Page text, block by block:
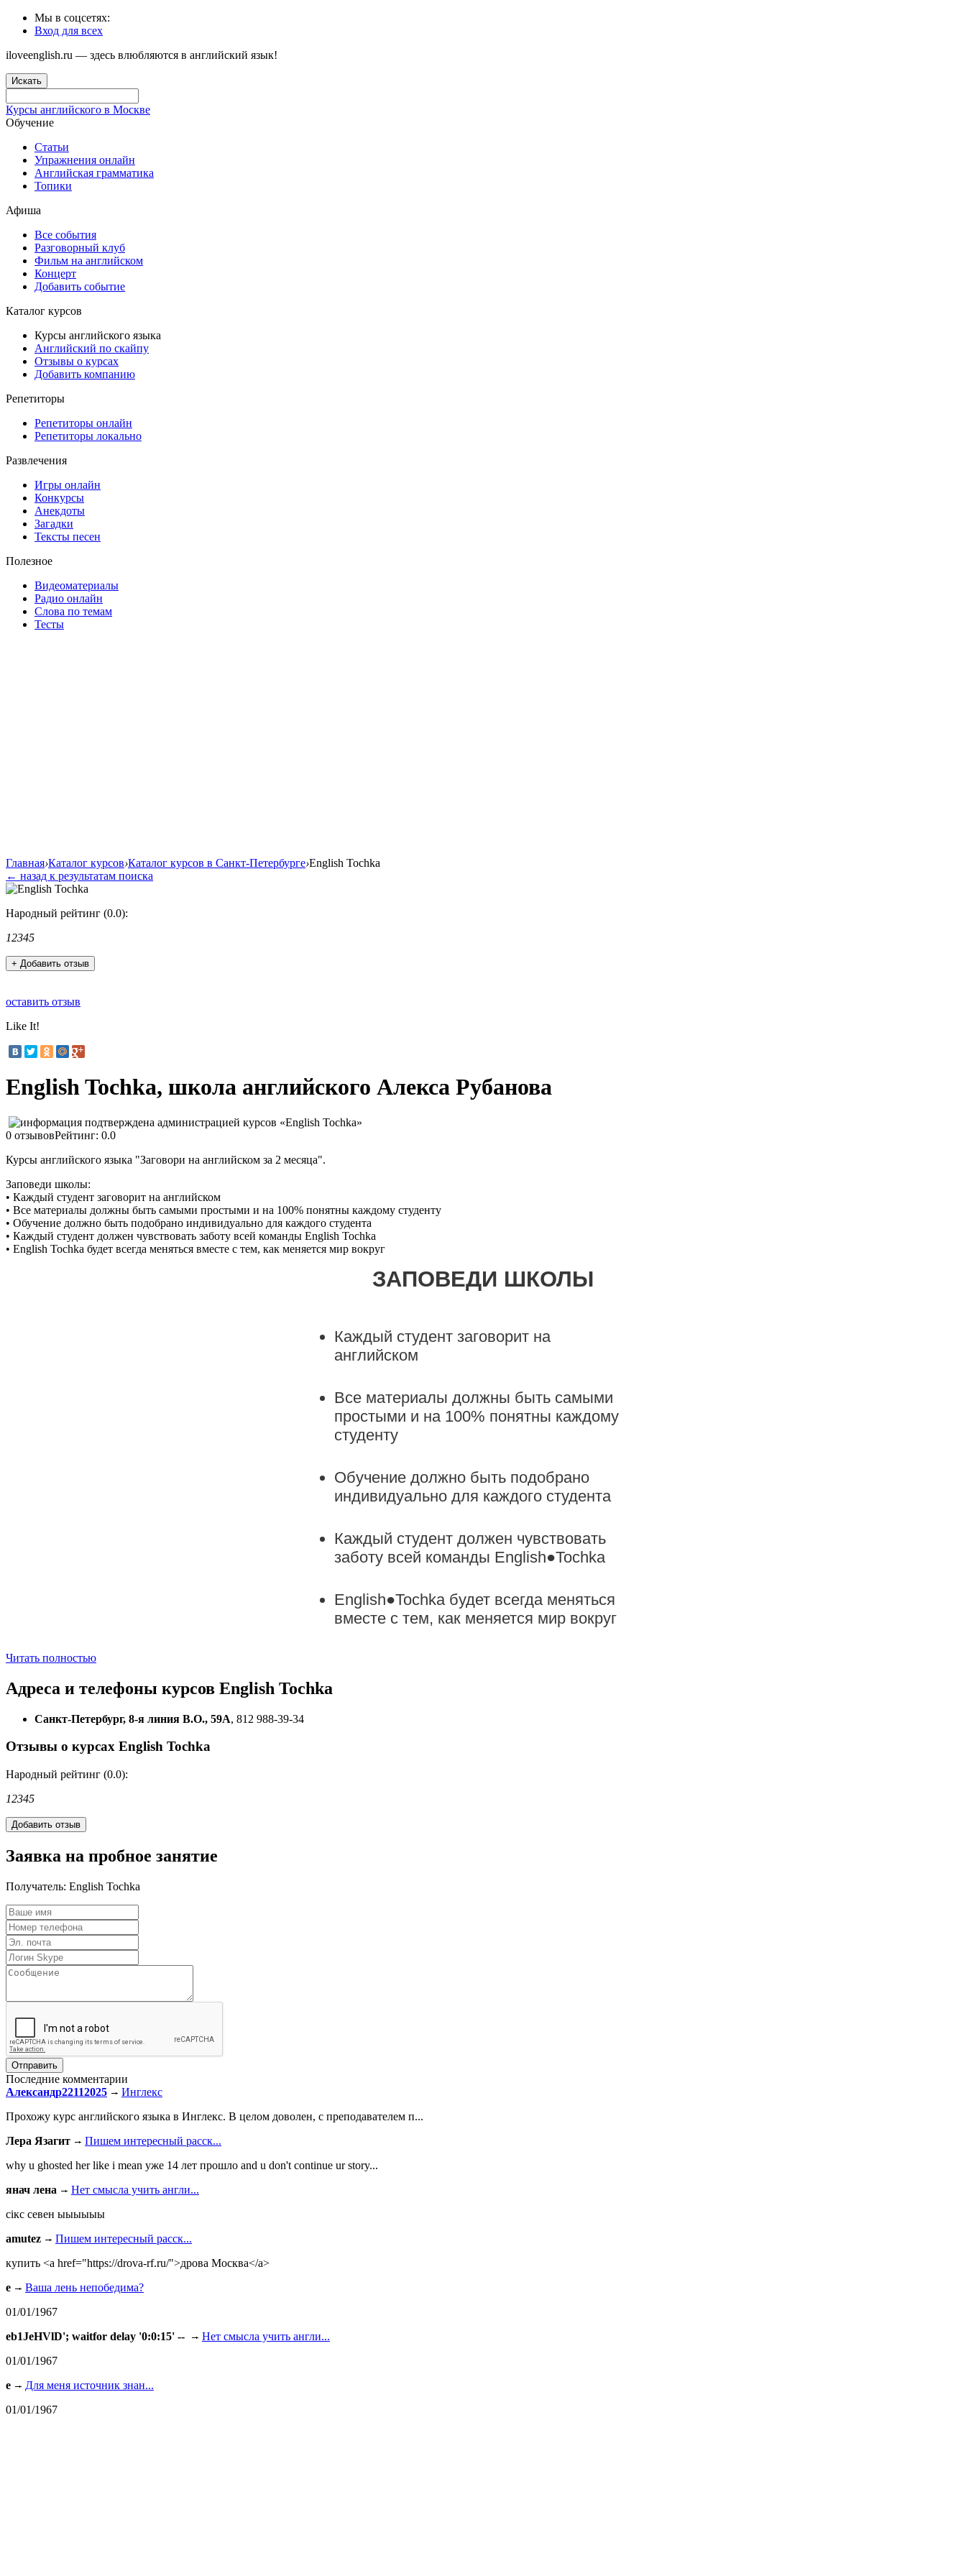
Мы в соцсетях:
Вход для всех
iloveenglish.ru — здесь влюбляются в английский язык!
Искать
Курсы английского в Москве
Обучение
Статьи
Упражнения онлайн
Английская грамматика
Топики
Афиша
Все события
Разговорный клуб
Фильм на английском
Концерт
Добавить событие
Каталог курсов
Курсы английского языка
Английский по скайпу
Отзывы о курсах
Добавить компанию
Репетиторы
Репетиторы онлайн
Репетиторы локально
Развлечения
Игры онлайн
Конкурсы
Анекдоты
Загадки
Тексты песен
Полезное
Видеоматериалы
Радио онлайн
Слова по темам
Тесты
Главная›Каталог курсов›Каталог курсов в Санкт-Петербурге›English Tochka
← назад к результатам поиска
Народный рейтинг (0.0):
12345
+ Добавить отзыв
оставить отзыв
Like It!
English Tochka, школа английского Алекса Рубанова
0 отзывовРейтинг: 0.0
Курсы английского языка "Заговори на английском за 2 месяца".
Заповеди школы:
• Каждый студент заговорит на английском
• Все материалы должны быть самыми простыми и на 100% понятны каждому студенту
• Обучение должно быть подобрано индивидуально для каждого студента
• Каждый студент должен чувствовать заботу всей команды English Tochka
• English Tochka будет всегда меняться вместе с тем, как меняется мир вокруг
ЗАПОВЕДИ ШКОЛЫ
Каждый студент заговорит на
английском
Все материалы должны быть самыми
простыми и на 100% понятны каждому
студенту
Обучение должно быть подобрано
индивидуально для каждого студента
Каждый студент должен чувствовать
заботу всей команды English●Tochka
English●Tochka будет всегда меняться
вместе с тем, как меняется мир вокруг
Читать полностью
Адреса и телефоны курсов English Tochka
Санкт-Петербург, 8-я линия В.О., 59А, 812 988-39-34
Отзывы о курсах English Tochka
Народный рейтинг (0.0):
12345
Заявка на пробное занятие
Получатель: English Tochka
Последние комментарии
Александр22112025
Инглекс
Прохожу курс английского языка в Инглекс. В целом доволен, с преподавателем п...
Лера Язагит
Пишем интересный расск...
why u ghosted her like i mean уже 14 лет прошло and u don't continue ur story...
янач лена
Нет смысла учить англи...
сiкс севен ыыыыыы
amutez
Пишем интересный расск...
купить <a href="https://drova-rf.ru/">дрова Москва</a>
e
Ваша лень непобедима?
01/01/1967
eb1JeHVlD'; waitfor delay '0:0:15' --
Нет смысла учить англи...
01/01/1967
e
Для меня источник знан...
01/01/1967